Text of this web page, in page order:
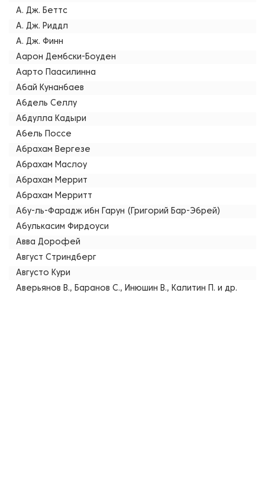
А. Дж. Беттс
А. Дж. Риддл
А. Дж. Финн
Аарон Дембски-Боуден
Аарто Паасилинна
Абай Кунанбаев
Абдель Селлу
Абдулла Кадыри
Абель Поссе
Абрахам Вергезе
Абрахам Маслоу
Абрахам Меррит
Абрахам Мерритт
Абу-ль-Фарадж ибн Гарун (Григорий Бар-Эбрей)
Абулькасим Фирдоуси
Авва Дорофей
Август Стриндберг
Августо Кури
Аверьянов В., Баранов С., Инюшин В., Калитин П. и др.